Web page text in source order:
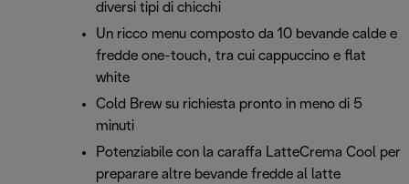
diversi tipi di chicchi
Un ricco menu composto da 10 bevande calde e
fredde one-touch, tra cui cappuccino e flat
white
Cold Brew su richiesta pronto in meno di 5
minuti
Potenziabile con la caraffa LatteCrema Cool per
preparare altre bevande fredde al latte